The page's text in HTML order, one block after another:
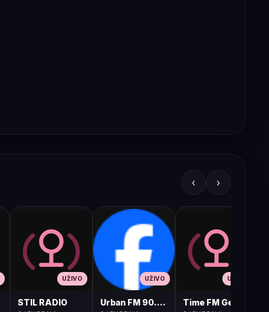
‹ ›
UŽIVO
STIL RADIO
UŽIVO
Urban FM 90.8 Skopje
UŽIVO
Time FM Gevgelija